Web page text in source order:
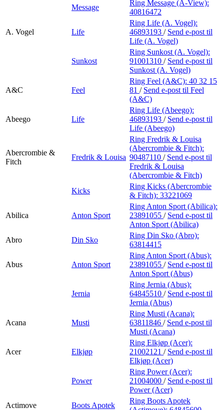
Message
Ring Message (A-View):
40816472
A. Vogel Life
Ring Life (A. Vogel):
46893193 / Send e-post til
Life (A. Vogel)
Sunkost
Ring Sunkost (A. Vogel):
91001310 / Send e-post til
Sunkost (A. Vogel)
A&C Feel
Ring Feel (A&C): 40 32 15
81 / Send e-post til Feel
(A&C)
Abeego Life
Ring Life (Abeego):
46893193 / Send e-post til
Life (Abeego)
Abercrombie &
Fitch
Fredrik & Louisa
Ring Fredrik & Louisa
(Abercrombie & Fitch):
90487110 / Send e-post til
Fredrik & Louisa
(Abercrombie & Fitch)
Kicks
Ring Kicks (Abercrombie
& Fitch): 33221069
Abilica Anton Sport
Ring Anton Sport (Abilica):
23891055 / Send e-post til
Anton Sport (Abilica)
Abro
Din Sko
Ring Din Sko (Abro):
63814415
Abus Anton Sport
Ring Anton Sport (Abus):
23891055 / Send e-post til
Anton Sport (Abus)
Jernia
Ring Jernia (Abus):
64845510 / Send e-post til
Jernia (Abus)
Acana Musti
Ring Musti (Acana):
63811846 / Send e-post til
Musti (Acana)
Acer Elkjøp
Ring Elkjøp (Acer):
21002121 / Send e-post til
Elkjøp (Acer)
Power
Ring Power (Acer):
21004000 / Send e-post til
Power (Acer)
Actimove
Boots Apotek
Ring Boots Apotek